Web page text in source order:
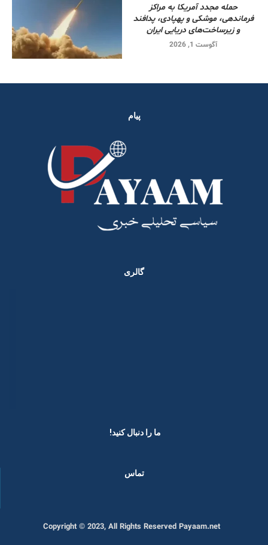
حمله مجدد آمریکا به مراکز
فرماندهی، موشکی و پهپادی، پدافند
و زیرساخت‌های دریایی ایران
آگوست 1, 2026
پیام
گالری
ما را دنبال کنید! ​
تماس
Copyright © 2023, All Rights Reserved Payaam.net